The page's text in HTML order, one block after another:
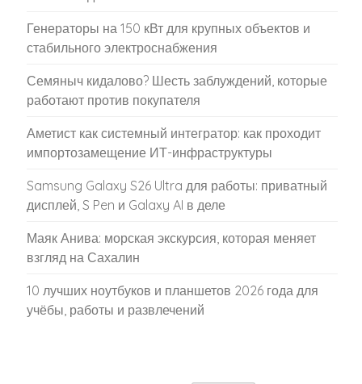
Генераторы на 150 кВт для крупных объектов и
стабильного электроснабжения
Семяныч кидалово? Шесть заблуждений, которые
работают против покупателя
Аметист как системный интегратор: как проходит
импортозамещение ИТ-инфраструктуры
Samsung Galaxy S26 Ultra для работы: приватный
дисплей, S Pen и Galaxy AI в деле
Маяк Анива: морская экскурсия, которая меняет
взгляд на Сахалин
10 лучших ноутбуков и планшетов 2026 года для
учёбы, работы и развлечений